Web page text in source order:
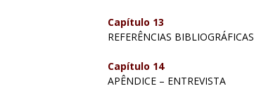
Capítulo 13
REFERÊNCIAS BIBLIOGRÁFICAS
Capítulo 14
APÊNDICE – ENTREVISTA